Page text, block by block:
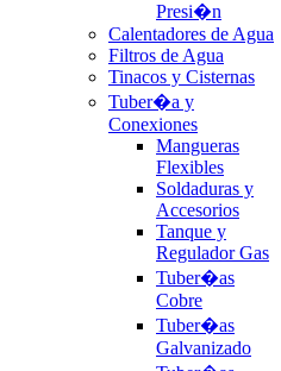
Presi�n
Calentadores de Agua
Filtros de Agua
Tinacos y Cisternas
Tuber�a y
Conexiones
Mangueras
Flexibles
Soldaduras y
Accesorios
Tanque y
Regulador Gas
Tuber�as
Cobre
Tuber�as
Galvanizado